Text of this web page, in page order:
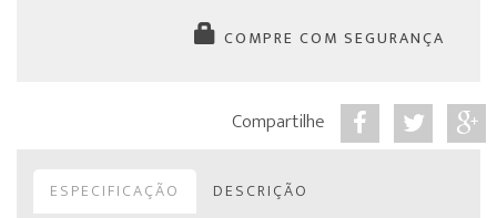
COMPRE COM SEGURANÇA
Compartilhe
ESPECIFICAÇÃO DESCRIÇÃO